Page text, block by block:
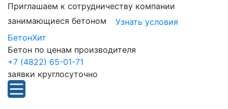
Приглашаем к сотрудничеству компании
занимающиеся бетоном
Узнать условия
БетонХит
Бетон по ценам производителя
+7 (4822) 65-01-71
заявки круглосуточно